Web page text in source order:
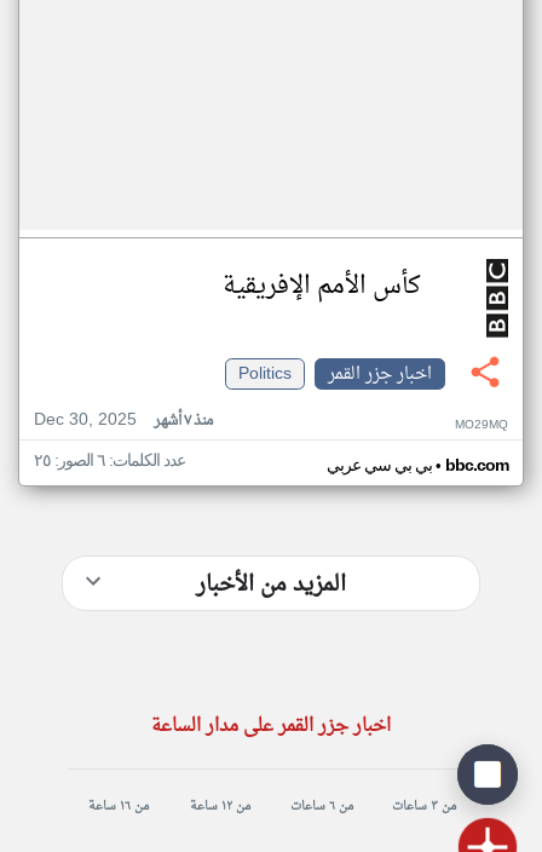
كأس الأمم الإفريقية
اخبار جزر القمر
Politics
Dec 30, 2025
منذ ٧ أشهر MO29MQ
بي بي سي عربي• bbc.com عدد الكلمات: ٦ الصور: ٢٥
المزيد من الأخبار
اخبار جزر القمر على مدار الساعة
من ٣ ساعات من ٦ ساعات من ١٢ ساعة من ١٦ ساعة